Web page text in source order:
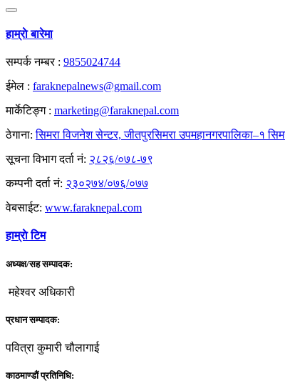
हाम्राे बारेमा
सम्पर्क नम्बर : 9855024744
ईमेल : faraknepalnews@gmail.com
मार्केटिङ्ग : marketing@faraknepal.com
ठेगाना:सिमरा विजनेश सेन्टर, जीतपुरसिमरा उपमहानगरपालिका–१
सूचना विभाग दर्ता नं: २८२६/०७८-७९
कम्पनी दर्ता नं: २३०२७४/०७६/०७७
वेबसाईट: www.faraknepal.com
हाम्राे टिम
अध्यक्ष/सह सम्पादक:
महेश्वर अधिकारी
प्रधान सम्पादक:
पवित्रा कुमारी चौलागाई
काठमाण्डौं प्रतिनिधि: